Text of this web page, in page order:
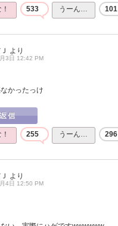
533 うーん… 101
より
3日 12:42 PM
かったっけ
255 うーん… 296
より
4日 12:50 PM